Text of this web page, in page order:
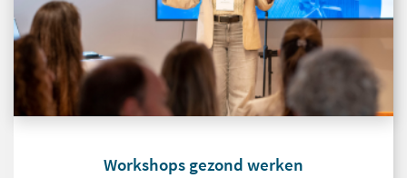
Workshops gezond werken